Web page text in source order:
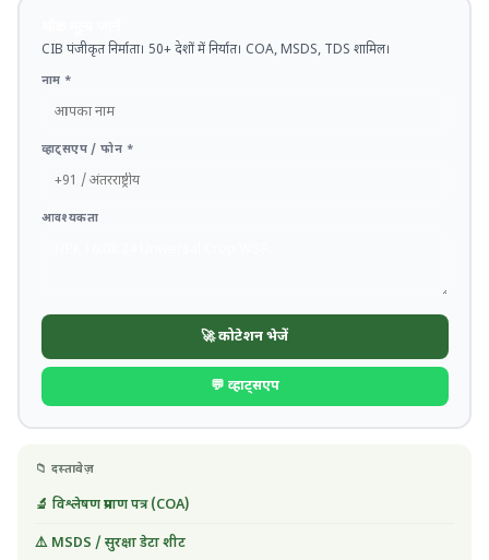
CIB पंजीकृत निर्माता। 50+ देशों में निर्यात। COA, MSDS, TDS शामिल।
नाम *
व्हाट्सएप / फोन *
आवश्यकता
🚀 कोटेशन भेजें
💬 व्हाट्सएप
📁 दस्तावेज़
🔬 विश्लेषण प्रमाण पत्र (COA)
⚠️ MSDS / सुरक्षा डेटा शीट